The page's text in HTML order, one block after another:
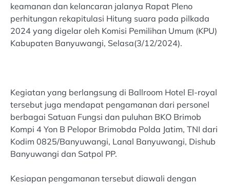
keamanan dan kelancaran jalanya Rapat Pleno
perhitungan rekapitulasi Hitung suara pada pilkada
2024 yang digelar oleh Komisi Pemilihan Umum (KPU)
Kabupaten Banyuwangi, Selasa(3/12/2024).
Kegiatan yang berlangsung di Ballroom Hotel El-royal
tersebut juga mendapat pengamanan dari personel
berbagai Satuan Fungsi dan puluhan BKO Brimob
Kompi 4 Yon B Pelopor Brimobda Polda Jatim, TNI dari
Kodim 0825/Banyuwangi, Lanal Banyuwangi, Dishub
Banyuwangi dan Satpol PP.
Kesiapan pengamanan tersebut diawali dengan